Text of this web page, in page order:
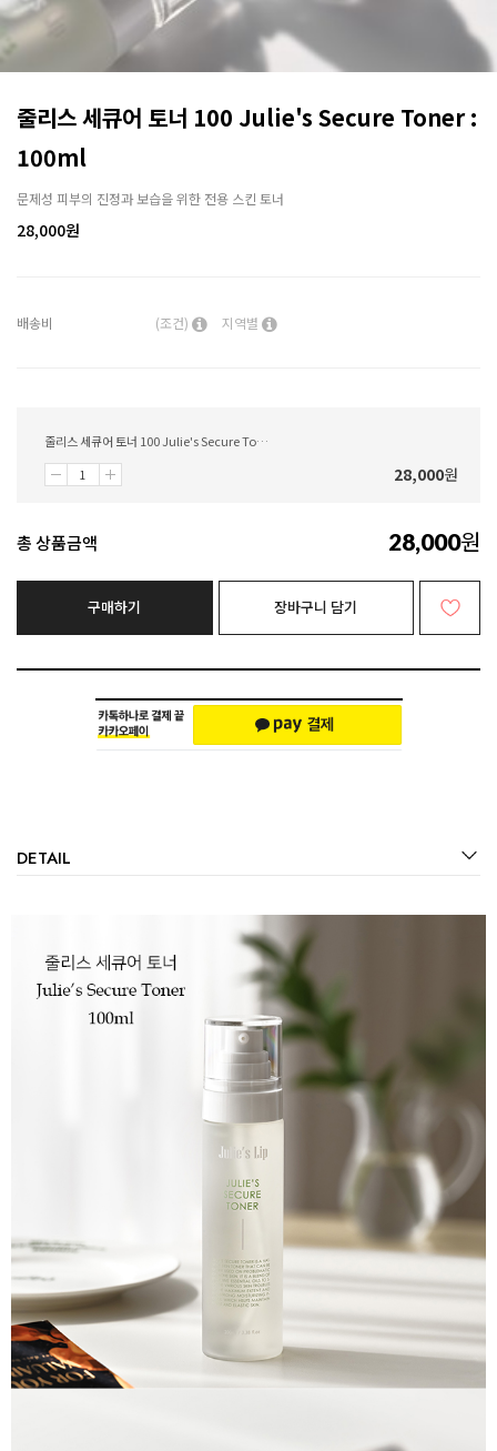
줄리스 세큐어 토너 100 Julie's Secure Toner :
100ml
문제성 피부의 진정과 보습을 위한 전용 스킨 토너
28,000원
배송비 (조건) 지역별
줄리스 세큐어 토너 100 Julie's Secure Toner : 100ml
28,000원
총 상품금액 28,000원
구매하기 장바구니 담기
DETAIL